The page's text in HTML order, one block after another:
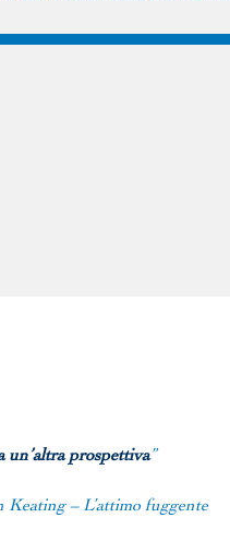
un’altra prospettiva”
Keating – L’attimo fuggente